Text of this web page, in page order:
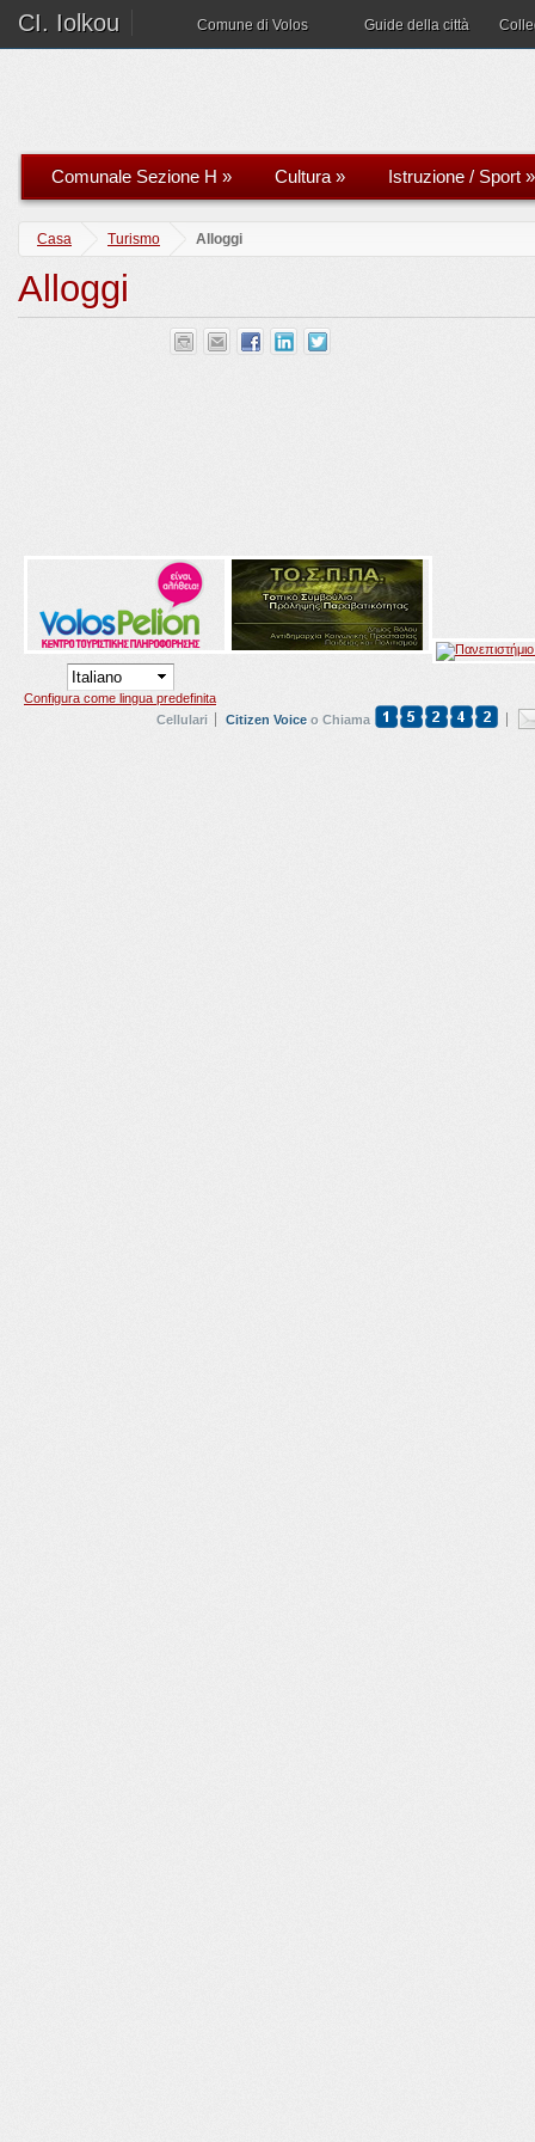
CI. Iolkou Comune di Volos Guide della città
Comunale Sezione H » Cultura» Istruzione / Sport »
Casa Turismo Alloggi
Alloggi
Configura come lingua predefinita
Cellulari
Citizen Voice o Chiama